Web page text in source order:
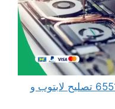
مهندس كمبيوتر الضباعية 65511033 تصليح لابتوب و